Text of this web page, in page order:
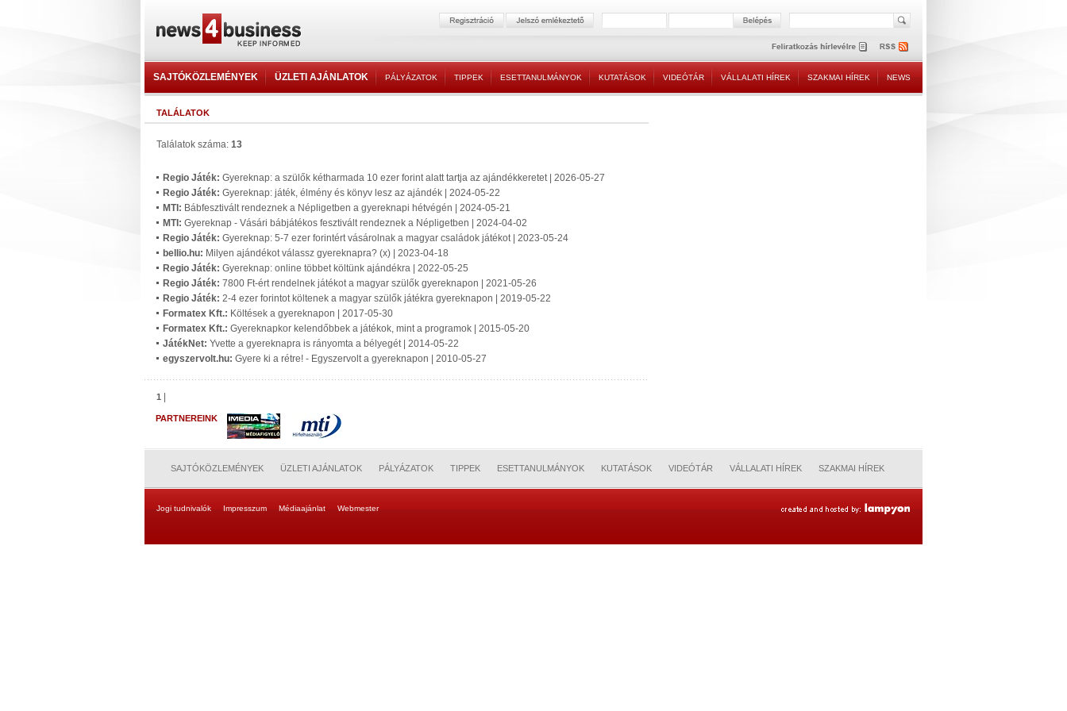
SAJTÓKÖZLEMÉNYEK ÜZLETI AJÁNLATOK PÁLYÁZATOK TIPPEK ESETTANULMÁNYOK KUTATÁSOK VIDEÓTÁR VÁLLALATI HÍREK SZAKMAI HÍREK NEWS
TALÁLATOK
Találatok száma: 13
Regio Játék: Gyereknap: a szülők kétharmada 10 ezer forint alatt tartja az ajándékkeretet | 2026-05-27
Regio Játék: Gyereknap: játék, élmény és könyv lesz az ajándék | 2024-05-22
MTI: Bábfesztivált rendeznek a Népligetben a gyereknapi hétvégén | 2024-05-21
MTI: Gyereknap - Vásári bábjátékos fesztivált rendeznek a Népligetben | 2024-04-02
Regio Játék: Gyereknap: 5-7 ezer forintért vásárolnak a magyar családok játékot | 2023-05-24
bellio.hu: Milyen ajándékot válassz gyereknapra? (x) | 2023-04-18
Regio Játék: Gyereknap: online többet költünk ajándékra | 2022-05-25
Regio Játék: 7800 Ft-ért rendelnek játékot a magyar szülők gyereknapon | 2021-05-26
Regio Játék: 2-4 ezer forintot költenek a magyar szülők játékra gyereknapon | 2019-05-22
Formatex Kft.: Költések a gyereknapon | 2017-05-30
Formatex Kft.: Gyereknapkor kelendőbbek a játékok, mint a programok | 2015-05-20
JátékNet: Yvette a gyereknapra is rányomta a bélyegét | 2014-05-22
egyszervolt.hu: Gyere ki a rétre! - Egyszervolt a gyereknapon | 2010-05-27
1
PARTNEREINK
SAJTÓKÖZLEMÉNYEK ÜZLETI AJÁNLATOK PÁLYÁZATOK TIPPEK ESETTANULMÁNYOK KUTATÁSOK VIDEÓTÁR VÁLLALATI HÍREK SZAKMAI HÍREK
Jogi tudnivalók Impresszum Médiaajánlat Webmester